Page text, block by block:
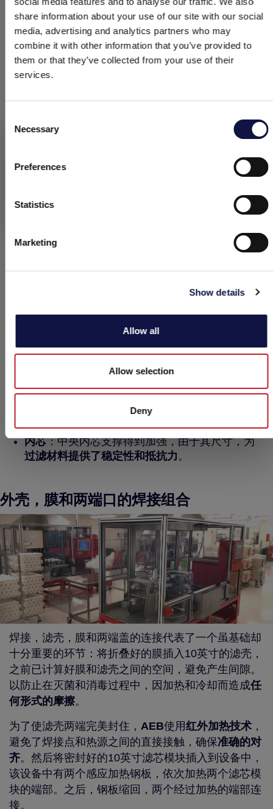
share information about your use of our site with our social
media, advertising and analytics partners who may
combine it with other information that you’ve provided to
them or that they’ve collected from your use of their
services.
Selection
Necessary
Preferences
Statistics
Marketing
Show details
Allow all
Allow selection
Deny
本网站面向商业受众。
（公司）。
我理解
滤芯的所有组件都是自主生产加工，以确保滤芯品质
的可追溯性，此外还标注有编号代码和尺寸等信息。
AEB端口
，消除
重要，可以避免因塑料和钢环不同的膨胀而造成
可持续发展，AEB的加固环是环境友好的产品，
可以从滤芯上分离下来并进行回收.
响，AEB研发了滤壳的特殊设计。最重要的创新
在于滤壳上的开口之间是偏移间隔，
和冷却过程中滤壳保持弹性，避免破裂。
内芯：中央内芯支撑得到加强，由于其尺寸，为
过滤材料提供了稳定性和抵抗力 。
外壳，膜和两端口的焊接组合
焊接，滤壳，膜和两端盖的连接代表了一个虽基础却
十分重要的环节：将折叠好的膜插入10英寸的滤壳，
之前已计算好膜和滤壳之间的空间，避免产生间隙。
以防止在灭菌和消毒过程中，因加热和冷却而造成任
何形式的摩擦。
为了使滤壳两端完美封住， AEB使用红外加热技术 ，
避免了焊接点和热源之间的直接接触，确保准确的对
齐。然后将密封好的10英寸滤芯模块插入到设备中，
该设备中有两个感应加热钢板，依次加热两个滤芯模
块的端部。之后，钢板缩回，两个经过加热的端部连
接。